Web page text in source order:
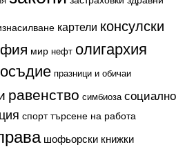
картели консулски
мир нефт олигархия
празници и обичаи
равенство симбиоза социално
спорт търсене на работа
шофьорски книжки